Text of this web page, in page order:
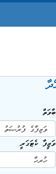
ހޯދާ
ބާވަތް
ވަޒީފާ ކެޓަގަރީ